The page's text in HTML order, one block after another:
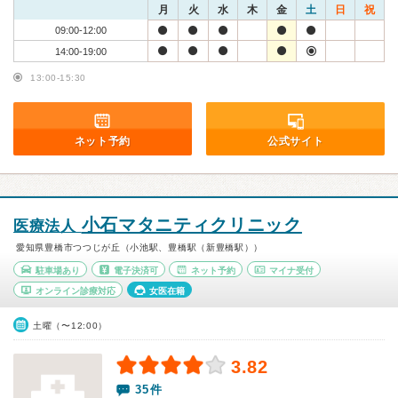
月 火 水 木 金 土 日 祝
09:00-12:00
14:00-19:00
13:00-15:30
ネット予約 公式サイト
医療法人 小石マタニティクリニック
愛知県豊橋市つつじが丘（小池駅、豊橋駅（新豊橋駅））
駐車場あり 電子決済可 ネット予約 マイナ受付
オンライン診療対応 女医在籍
土曜（〜12:00）
3.82
35件